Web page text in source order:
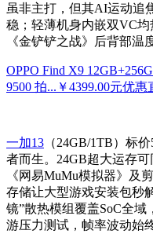
虽非主打，但其AI运动追
稳；轻薄机身内嵌双VC
《金铲铲之战》后背部温
OPPO Find X9
9500 拍... ￥4399.00元优惠
一加13 （24GB/1TB）标
者而生。24GB超大运存
《网易MuMu模拟器》及
存储让大型游戏安装包秒
镜”散热模组覆盖SoC全
游压力测试，帧率波动始